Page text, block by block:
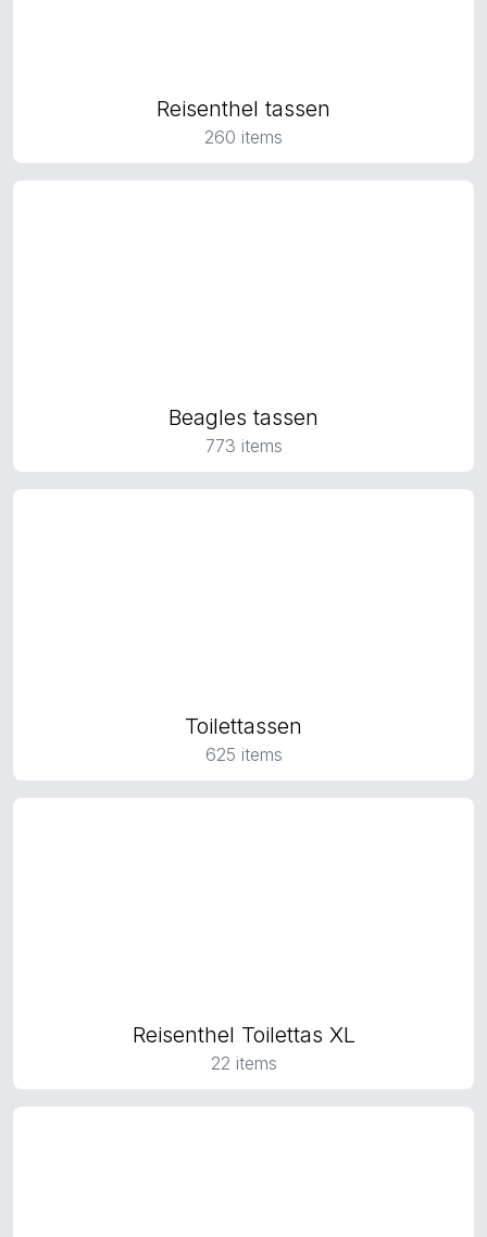
Reisenthel tassen
260 items
Beagles tassen
773 items
Toilettassen
625 items
Reisenthel Toilettas XL
22 items